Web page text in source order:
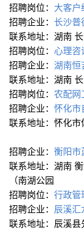
招聘岗位： 大客户
招聘企业： 长沙普
联系地址：湖南
招聘岗位： 心理咨
招聘企业： 湖南恒
联系地址：湖南
招聘岗位： 农配网
招聘企业： 怀化市
联系地址：怀化市
招聘企业： 衡阳市
联系地址：湖南
（南湖公园
招聘岗位： 行政管
招聘企业： 辰溪汇
联系地址：辰溪